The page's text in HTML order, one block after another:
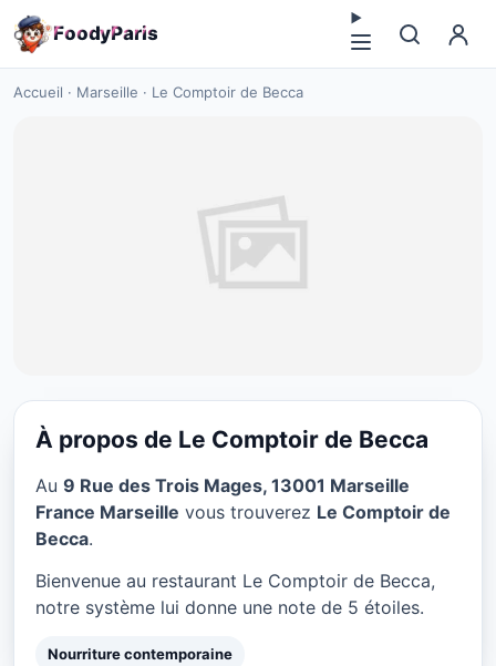
FoodyParis
Accueil · Marseille · Le Comptoir de Becca
Le Comptoir de Becca à
Marseille
★ 5/5
À propos de Le Comptoir de Becca
Au 9 Rue des Trois Mages, 13001 Marseille
France Marseille vous trouverez Le Comptoir de
Becca.
Bienvenue au restaurant Le Comptoir de Becca,
notre système lui donne une note de 5 étoiles.
Nourriture contemporaine